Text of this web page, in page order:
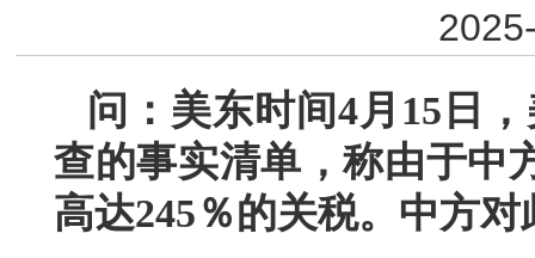
问：美东时间4月15日
查的事实清单，称由于中
高达245％的关税。中方